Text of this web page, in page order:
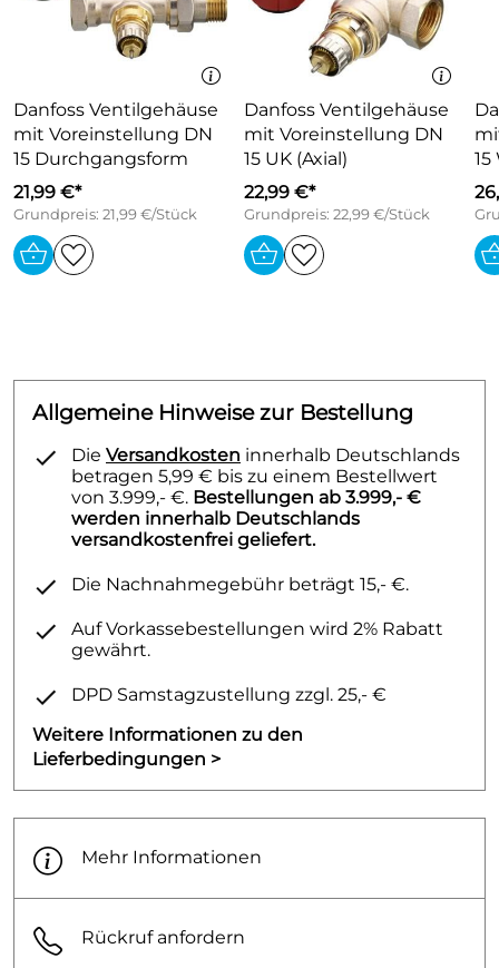
Typ RA-NCX 15
Bestell-Nr. 013G4239
Bitte beachten passende Thermostatköpfe hier mit
Verweis passend zu Ventilgehäuse Danfoss.
Danfoss Ventilgehäuse
mit Voreinstellung DN
15 Durchgangsform
21,99 €*
Grundpreis: 21,99 €/Stück
Danfoss Ventilgehäuse
mit Voreinstellung DN
15 UK (Axial)
22,99 €*
Grundpreis: 22,99 €/Stück
Allgemeine Hinweise zur Bestellung
Die Versandkosten innerhalb Deutschlands
betragen 5,99 € bis zu einem Bestellwert
von 3.999,- €. Bestellungen ab 3.999,- €
werden innerhalb Deutschlands
versandkostenfrei geliefert.
Die Nachnahmegebühr beträgt 15,- €.
Auf Vorkassebestellungen wird 2% Rabatt
gewährt.
DPD Samstagzustellung zzgl. 25,- €
Weitere Informationen zu den
Lieferbedingungen >
Mehr Informationen
Rückruf anfordern